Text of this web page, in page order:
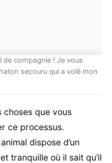
de compagnie ! Je vous
secouru qui a volé mon
choses que vous
ce processus.
dispose d’un
tranquille où il sait qu’il